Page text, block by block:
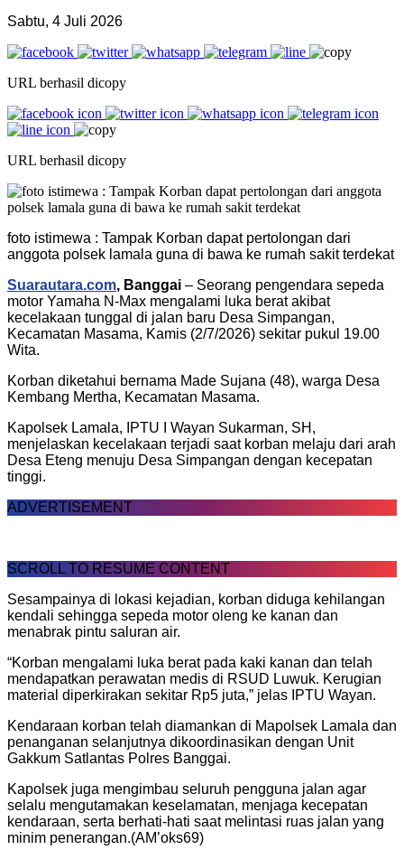
Sabtu, 4 Juli 2026
URL berhasil dicopy
URL berhasil dicopy
foto istimewa : Tampak Korban dapat pertolongan dari
anggota polsek lamala guna di bawa ke rumah sakit terdekat
Suarautara.com, Banggai – Seorang pengendara sepeda
motor Yamaha N-Max mengalami luka berat akibat
kecelakaan tunggal di jalan baru Desa Simpangan,
Kecamatan Masama, Kamis (2/7/2026) sekitar pukul 19.00
Wita.
Korban diketahui bernama Made Sujana (48), warga Desa
Kembang Mertha, Kecamatan Masama.
Kapolsek Lamala, IPTU I Wayan Sukarman, SH,
menjelaskan kecelakaan terjadi saat korban melaju dari arah
Desa Eteng menuju Desa Simpangan dengan kecepatan
tinggi.
ADVERTISEMENT
SCROLL TO RESUME CONTENT
Sesampainya di lokasi kejadian, korban diduga kehilangan
kendali sehingga sepeda motor oleng ke kanan dan
menabrak pintu saluran air.
“Korban mengalami luka berat pada kaki kanan dan telah
mendapatkan perawatan medis di RSUD Luwuk. Kerugian
material diperkirakan sekitar Rp5 juta,” jelas IPTU Wayan.
Kendaraan korban telah diamankan di Mapolsek Lamala dan
penanganan selanjutnya dikoordinasikan dengan Unit
Gakkum Satlantas Polres Banggai.
Kapolsek juga mengimbau seluruh pengguna jalan agar
selalu mengutamakan keselamatan, menjaga kecepatan
kendaraan, serta berhati-hati saat melintasi ruas jalan yang
minim penerangan.(AM’oks69)